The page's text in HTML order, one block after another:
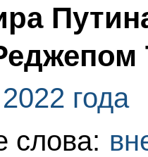
года
слова: